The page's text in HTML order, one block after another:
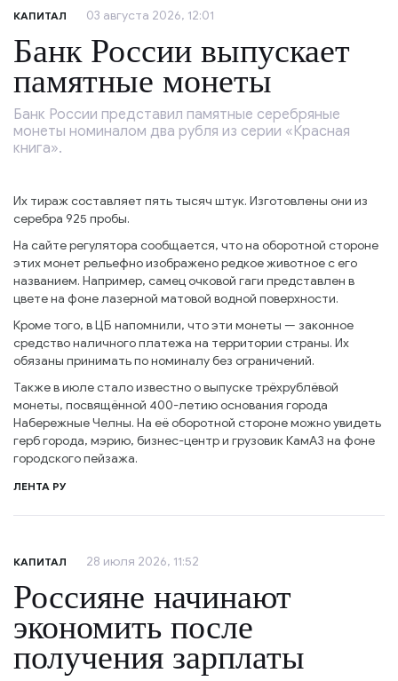
КАПИТАЛ 03 августа 2026, 12:01
Банк России выпускает
памятные монеты
Банк России представил памятные серебряные
монеты номиналом два рубля из серии «Красная
книга».
Их тираж составляет пять тысяч штук. Изготовлены они из
серебра 925 пробы.
На сайте регулятора сообщается, что на оборотной стороне
этих монет рельефно изображено редкое животное с его
названием. Например, самец очковой гаги представлен в
цвете на фоне лазерной матовой водной поверхности.
Кроме того, в ЦБ напомнили, что эти монеты — законное
средство наличного платежа на территории страны. Их
обязаны принимать по номиналу без ограничений.
Также в июле стало известно о выпуске трёхрублёвой
монеты, посвящённой 400-летию основания города
Набережные Челны. На её оборотной стороне можно увидеть
герб города, мэрию, бизнес-центр и грузовик КамАЗ на фоне
городского пейзажа.
ЛЕНТА РУ
КАПИТАЛ 28 июля 2026, 11:52
Россияне начинают
экономить после
получения зарплаты